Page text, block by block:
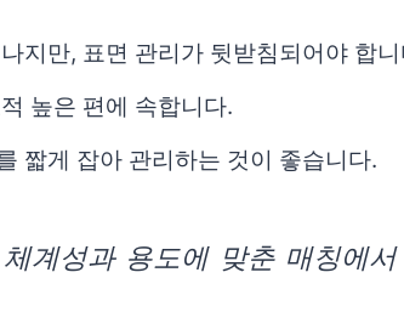
지만, 표면 관리가 뒷받침되어야 합
높은 편에 속합니다.
짧게 잡아 관리하는 것이 좋습니다.
계성과 용도에 맞춘 매칭에서